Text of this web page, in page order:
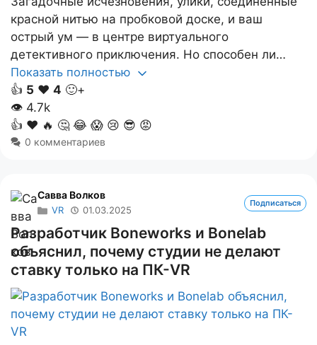
красной нитью на пробковой доске, и ваш
острый ум — в центре виртуального
детективного приключения. Но способен ли…
Показать полностью
👍 5 ❤️ 4 🙂+
👁 4.7k
👍 ❤️ 🔥 🤔 😂 😱 😢 😎 😡
0 комментариев
Савва Волков
VR 01.03.2025
Подписаться
Разработчик Boneworks и Bonelab
объяснил, почему студии не делают
ставку только на ПК-VR